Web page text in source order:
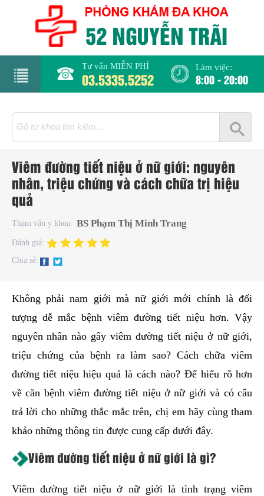
Tư vấn MIỄN PHÍ
03.5335.5252
Làm việc:
8:00 - 20:00
Viêm đường tiết niệu ở nữ giới: nguyên
nhân, triệu chứng và cách chữa trị hiệu
quả
Tham vấn y khoa: BS Phạm Thị Minh Trang
Đánh giá:
Chia sẻ:
Không phải nam giới mà nữ giới mới chính là đối
tượng dễ mắc bệnh viêm đường tiết niệu hơn. Vậy
nguyên nhân nào gây viêm đường tiết niệu ở nữ giới,
triệu chứng của bệnh ra làm sao? Cách chữa viêm
đường tiết niệu hiệu quả là cách nào? Để hiểu rõ hơn
về căn bệnh viêm đường tiết niệu ở nữ giới và có câu
trả lời cho những thắc mắc trên, chị em hãy cùng tham
khảo những thông tin được cung cấp dưới đây.
Viêm đường tiết niệu ở nữ giới là gì?
Viêm đường tiết niệu ở nữ giới là tình trạng viêm